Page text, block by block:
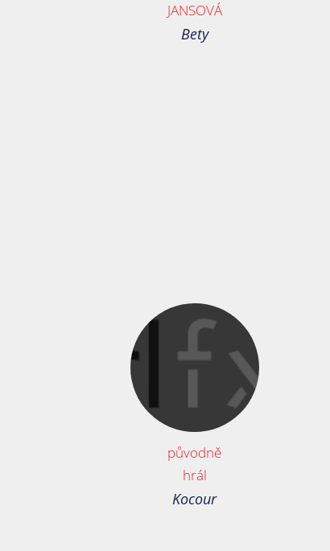
JANSOVÁ
Bety
původně
hrál
Kocour